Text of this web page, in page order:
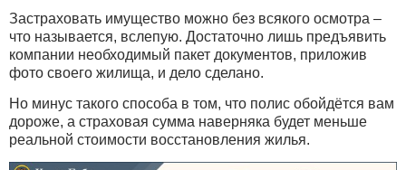
Застраховать имущество можно без всякого осмотра –
что называется, вслепую. Достаточно лишь предъявить
компании необходимый пакет документов, приложив
фото своего жилища, и дело сделано.
Но минус такого способа в том, что полис обойдётся вам
дороже, а страховая сумма наверняка будет меньше
реальной стоимости восстановления жилья.